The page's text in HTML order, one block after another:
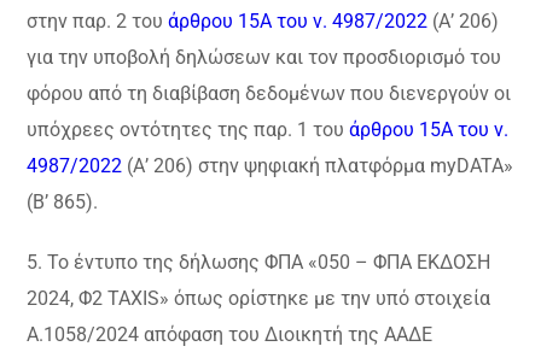
στην παρ. 2 τουάρθρου 15Α του ν. 4987/2022 (Α’ 206)
για την υποβολή δηλώσεων και τον προσδιορισμό του
φόρου από τη διαβίβαση δεδομένων που διενεργούν οι
υπόχρεες οντότητες της παρ. 1 τουάρθρου 15Α του ν.
4987/2022 (Α’ 206) στην ψηφιακή πλατφόρμα myDATA»
(Β’ 865).
5. Το έντυπο της δήλωσης ΦΠΑ «050 – ΦΠΑ ΕΚΔΟΣΗ
2024, Φ2 TAXIS» όπως ορίστηκε με την υπό στοιχεία
Α.1058/2024 απόφαση του Διοικητή της ΑΑΔΕ